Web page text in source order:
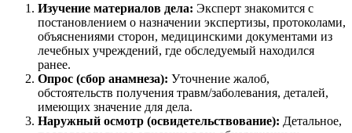
Изучение материалов дела: Эксперт знакомится с
постановлением о назначении экспертизы, протоколами,
объяснениями сторон, медицинскими документами из
лечебных учреждений, где обследуемый находился
ранее.
Опрос (сбор анамнеза): Уточнение жалоб,
обстоятельств получения травм/заболевания, деталей,
имеющих значение для дела.
Наружный осмотр (освидетельствование): Детальное,